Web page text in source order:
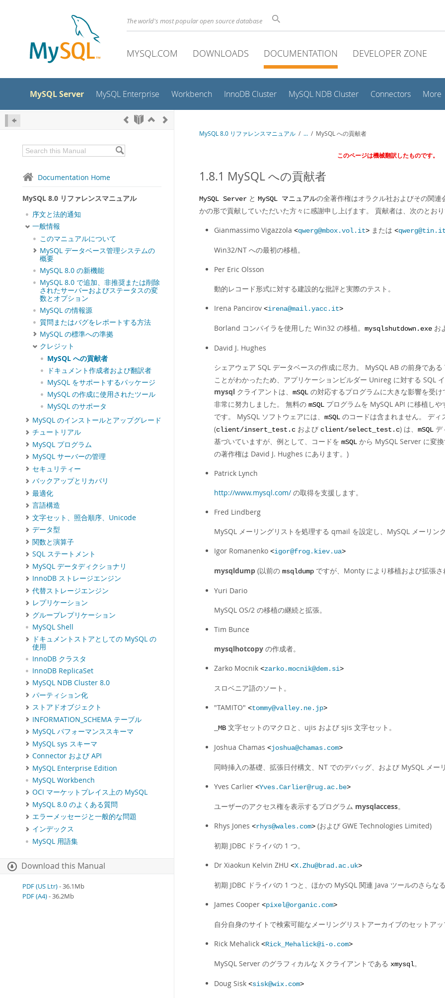
The world's most popular open source database
MYSQL.COM DOWNLOADS DOCUMENTATION DEVELOPER ZONE
MySQL Server MySQL Enterprise Workbench InnoDB Cluster MySQL NDB Cluster Connectors More
Documentation Home
MySQL 8.0 リファレンスマニュアル
序文と法的通知
一般情報
このマニュアルについて
MySQL データベース管理システムの
概要
MySQL 8.0 の新機能
MySQL 8.0 で追加、非推奨または削除
されたサーバーおよびステータスの変
数とオプション
MySQL の情報源
質問またはバグをレポートする方法
MySQL の標準への準拠
クレジット
MySQL への貢献者
ドキュメント作成者および翻訳者
MySQL をサポートするパッケージ
MySQL の作成に使用されたツール
MySQL のサポータ
MySQL のインストールとアップグレード
チュートリアル
MySQL プログラム
MySQL サーバーの管理
セキュリティー
バックアップとリカバリ
最適化
言語構造
文字セット、照合順序、Unicode
データ型
関数と演算子
SQL ステートメント
MySQL データディクショナリ
InnoDB ストレージエンジン
代替ストレージエンジン
レプリケーション
グループレプリケーション
MySQL Shell
ドキュメントストアとしての MySQL の
使用
InnoDB クラスタ
InnoDB ReplicaSet
MySQL NDB Cluster 8.0
パーティション化
ストアドオブジェクト
INFORMATION_SCHEMA テーブル
MySQL パフォーマンススキーマ
MySQL sys スキーマ
Connector および API
MySQL Enterprise Edition
MySQL Workbench
OCI マーケットプレイス上の MySQL
MySQL 8.0 のよくある質問
エラーメッセージと一般的な問題
インデックス
MySQL 用語集
Download this Manual
PDF (US Ltr)- 36.1Mb
PDF (A4)- 36.2Mb
MySQL 8.0 リファレンスマニュアル / ... / MySQL への貢献者
このページは機械翻訳したものです。
1.8.1 MySQL への貢献者
MySQL Server と MySQL マニュアルの全著作権はオラクル社およびその関連
かの形で貢献していただいた方々に感謝申し上げます。 貢献者は、次のとおり
Gianmassimo Vigazzola <qwerg@mbox.vol.it> または <qwerg@tin.it
Win32/NT への最初の移植。
Per Eric Olsson
動的レコード形式に対する建設的な批評と実際のテスト。
Irena Pancirov <irena@mail.yacc.it>
Borland コンパイラを使用した Win32 の移植。 mysqlshutdown.exe お
David J. Hughes
シェアウェア SQL データベースの作成に尽力。 MySQL AB の前身である
ことがわかったため、アプリケーションビルダー Unireg に対する SQL
mysql クライアントは、 mSQL の対応するプログラムに大きな影響を受
非常に努力しました。 無料の mSQL プログラムを MySQL API に移植し
です。 MySQL ソフトウェアには、
mSQL のコードは含まれません。 デ
(client/insert_test.c および client/select_test.c) は、 mSQL デ
基づいていますが、例として、コードを mSQL から MySQL Server に変
の著作権は David J. Hughes にあります。)
Patrick Lynch
http://www.mysql.com/ の取得を支援します。
Fred Lindberg
MySQL メーリングリストを処理する qmail を設定し、MySQL メーリン
Igor Romanenko <igor@frog.kiev.ua>
mysqldump (以前の msqldump ですが、Monty により移植および拡張さ
Yuri Dario
MySQL OS/2 の移植の継続と拡張。
Tim Bunce
mysqlhotcopy の作成者。
Zarko Mocnik <zarko.mocnik@dem.si>
スロベニア語のソート。
"TAMITO" <tommy@valley.ne.jp>
_MB 文字セットのマクロと、ujis および sjis 文字セット。
Joshua Chamas <joshua@chamas.com>
同時挿入の基礎、拡張日付構文、NT でのデバッグ、および MySQL メー
Yves Carlier <Yves.Carlier@rug.ac.be>
ユーザーのアクセス権を表示するプログラム mysqlaccess。
Rhys Jones <rhys@wales.com> (および GWE Technologies Limited)
初期 JDBC ドライバの 1 つ。
Dr Xiaokun Kelvin ZHU <X.Zhu@brad.ac.uk>
初期 JDBC ドライバの 1 つと、ほかの MySQL 関連 Java ツールのさらなる
James Cooper <pixel@organic.com>
自分自身のサイトで検索可能なメーリングリストアーカイブのセットアッ
Rick Mehalick <Rick_Mehalick@i-o.com>
MySQL Server のグラフィカルな X クライアントである xmysql。
Doug Sisk <sisk@wix.com>